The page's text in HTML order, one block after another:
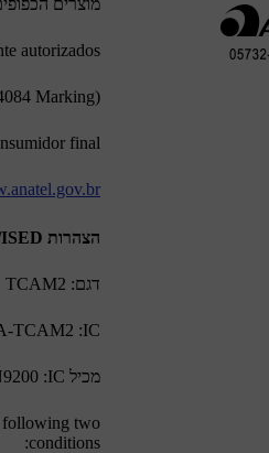
autorizados
Marking)
final:
הצהרות FCC/ISED
דגם: TCAM2
IC‏: 6434A-TCAM2
מכיל IC‏: 6434A-SAN9200
following two
conditions: